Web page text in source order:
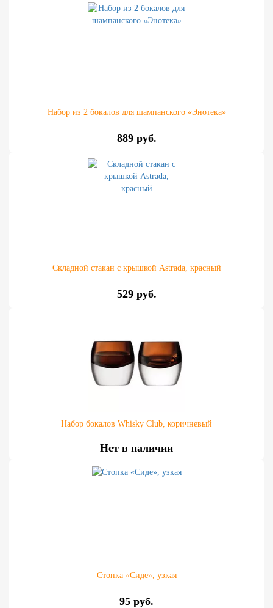
Набор из 2 бокалов для шампанского «Энотека»
889 руб.
Складной стакан с крышкой Astrada, красный
529 руб.
Набор бокалов Whisky Club, коричневый
Нет в наличии
Стопка «Сиде», узкая
95 руб.